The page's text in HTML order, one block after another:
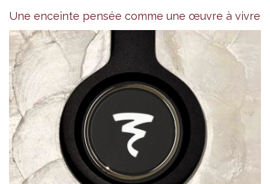
Une enceinte pensée comme une œuvre à vivre